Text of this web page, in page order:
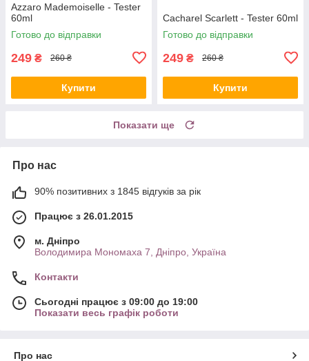
Azzaro Mademoiselle - Tester
60ml
Готово до відправки
249 ₴ 260 ₴
Купити
Cacharel Scarlett - Tester 60ml
Готово до відправки
249 ₴ 260 ₴
Купити
Показати ще
Про нас
90% позитивних з 1845 відгуків за рік
Працює з 26.01.2015
м. Дніпро
Володимира Мономаха 7, Дніпро, Україна
Контакти
Сьогодні працює з 09:00 до 19:00
Показати весь графік роботи
Про нас